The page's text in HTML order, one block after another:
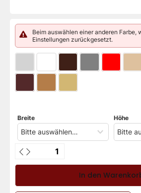
Beim auswählen einer anderen Farbe,
Einstellungen zurückgesetzt.
Breite Höhe
In den